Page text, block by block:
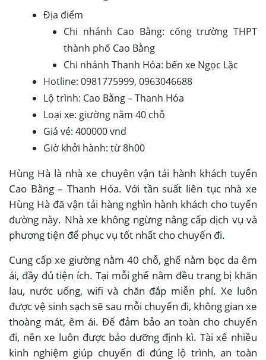
Địa điểm
Chi nhánh Cao Bằng: cổng trường THPT
thành phố Cao Bằng
Chi nhánh Thanh Hóa: bến xe Ngọc Lặc
Hotline: 0981775999, 0963046688
Lộ trình: Cao Bằng – Thanh Hóa
Loại xe: giường nằm 40 chỗ
Giá vé: 400000 vnd
Giờ khởi hành: từ 8h00
Hùng Hà là nhà xe chuyên vận tải hành khách tuyến
Cao Bằng – Thanh Hóa. Với tần suất liên tục nhà xe
Hùng Hà đã vận tải hàng nghìn hành khách cho tuyến
đường này. Nhà xe không ngừng nâng cấp dịch vụ và
phương tiện để phục vụ tốt nhất cho chuyến đi.
Cung cấp xe giường nằm 40 chỗ, ghế nằm bọc da êm
ái, đầy đủ tiện ích. Tại mỗi ghế nằm đều trang bị khăn
lau, nước uống, wifi và chăn đắp miễn phí. Xe luôn
được vệ sinh sạch sẽ sau mỗi chuyến đi, không gian xe
thoàng mát, êm ái. Để đảm bảo an toàn cho chuyến
đi, nên xe luôn được bảo dưỡng định kì. Tài xế nhiều
kinh nghiệm giúp chuyến đi đúng lộ trình, an toàn